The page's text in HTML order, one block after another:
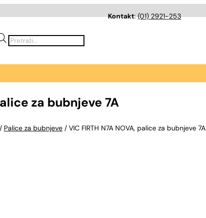
Kontakt:(01) 2921-253
Products
search
za bubnjeve 7A
/ Palice za bubnjeve / VIC FIRTH N7A NOVA, palice za bubnjeve 7A